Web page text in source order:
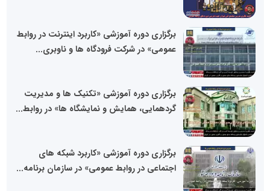
برگزاری دوره آموزشی «کاربرد اینترنت در روابط
عمومی» در شرکت فرودگاه ها و ناوبری...
برگزاری دوره آموزشی «تکنیک ها و مدیریت
گردهمایی، همایش و نمایشگاه ها» در روابط...
برگزاری دوره آموزشی «کاربرد شبکه های
اجتماعی در روابط عمومی» در سازمان برنامه...